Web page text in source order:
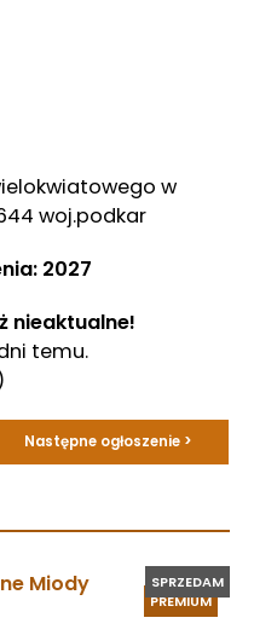
w
woj.podkar
2027
nieaktualne!
temu.
Następne ogłoszenie >
PREMIUM
SPRZEDAM
Miody